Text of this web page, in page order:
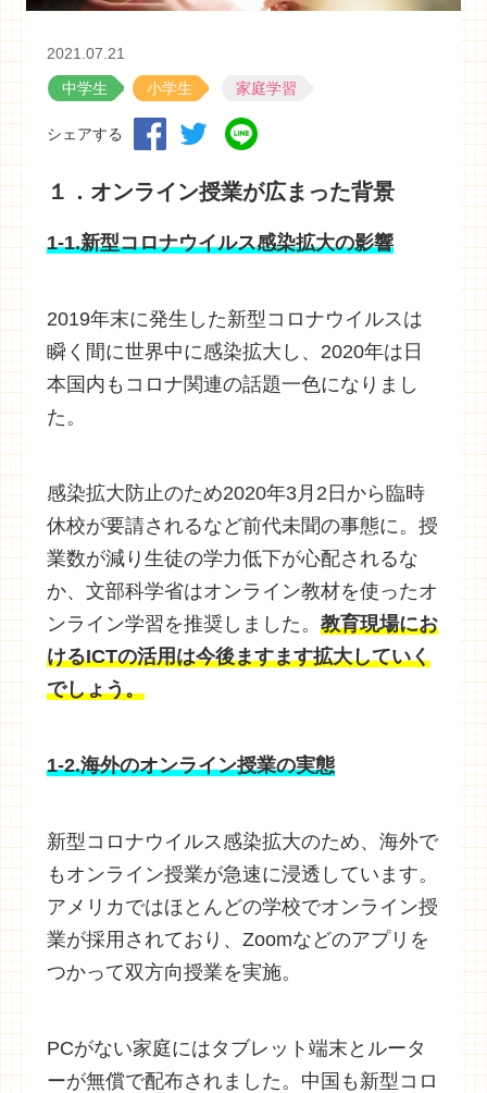
2021.07.21
中学生
小学生 家庭学習
シェアする
１．オンライン授業が広まった背景
1-1.新型コロナウイルス感染拡大の影響
2019年末に発生した新型コロナウイルスは
瞬く間に世界中に感染拡大し、2020年は日
本国内もコロナ関連の話題一色になりまし
た。
感染拡大防止のため2020年3月2日から臨時
休校が要請されるなど前代未聞の事態に。授
業数が減り生徒の学力低下が心配されるな
か、文部科学省はオンライン教材を使ったオ
ンライン学習を推奨しました。 教育現場にお
けるICTの活用は今後ますます拡大していく
でしょう。
1-2.海外のオンライン授業の実態
新型コロナウイルス感染拡大のため、海外で
もオンライン授業が急速に浸透しています。
アメリカではほとんどの学校でオンライン授
業が採用されており、Zoomなどのアプリを
つかって双方向授業を実施。
PCがない家庭にはタブレット端末とルータ
ーが無償で配布されました。中国も新型コロ